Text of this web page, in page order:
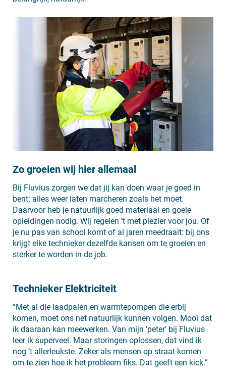
Zo groeien wij hier allemaal
Bij Fluvius zorgen we dat jij kan doen waar je goed in
bent: alles weer laten marcheren zoals het moet.
Daarvoor heb je natuurlijk goed materiaal en goeie
opleidingen nodig. Wij regelen ‘t met plezier voor jou. Of
je nu pas van school komt of al jaren meedraait: bij ons
krijgt elke technieker dezelfde kansen om te groeien en
sterker te worden in de job.
Technieker Elektriciteit
“Met al die laadpalen en warmtepompen die erbij
komen, moet ons net natuurlijk kunnen volgen. Mooi dat
ik daaraan kan meewerken. Van mijn 'peter' bij Fluvius
leer ik superveel. Maar storingen oplossen, dat vind ik
nog ‘t allerleukste. Zeker als mensen op straat komen
om te zien hoe ik het probleem fiks. Dat geeft een kick.”